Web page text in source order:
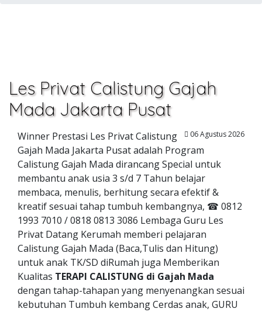
Les Privat Calistung Gajah
Mada Jakarta Pusat
06 Agustus 2026
Winner Prestasi Les Privat Calistung
Gajah Mada Jakarta Pusat adalah Program
Calistung Gajah Mada dirancang Special untuk
membantu anak usia 3 s/d 7 Tahun belajar
membaca, menulis, berhitung secara efektif &
kreatif sesuai tahap tumbuh kembangnya, ☎ 0812
1993 7010 / 0818 0813 3086 Lembaga Guru Les
Privat Datang Kerumah memberi pelajaran
Calistung Gajah Mada (Baca,Tulis dan Hitung)
untuk anak TK/SD diRumah juga Memberikan
Kualitas TERAPI CALISTUNG di Gajah Mada
dengan tahap-tahapan yang menyenangkan sesuai
kebutuhan Tumbuh kembang Cerdas anak, GURU